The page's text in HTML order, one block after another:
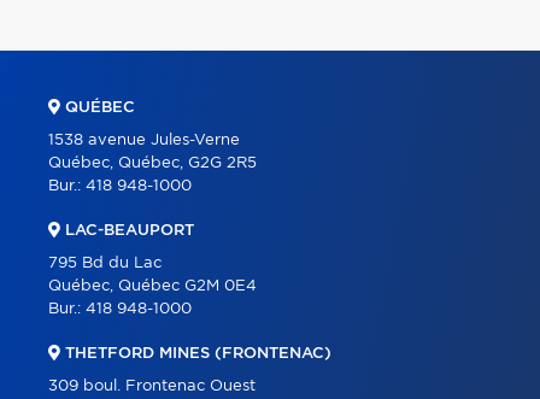
QUÉBEC
1538 avenue Jules-Verne
Québec, Québec, G2G 2R5
Bur.: 418 948-1000
LAC-BEAUPORT
795 Bd du Lac
Québec, Québec G2M 0E4
Bur.: 418 948-1000
THETFORD MINES (FRONTENAC)
309 boul. Frontenac Ouest